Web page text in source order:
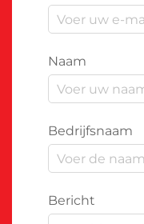
Naam
Bedrijfsnaam
Bericht